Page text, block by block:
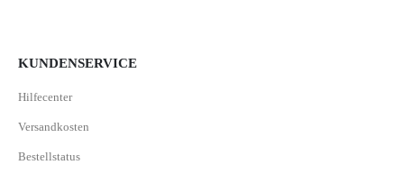
KUNDENSERVICE
Hilfecenter
Versandkosten
Bestellstatus